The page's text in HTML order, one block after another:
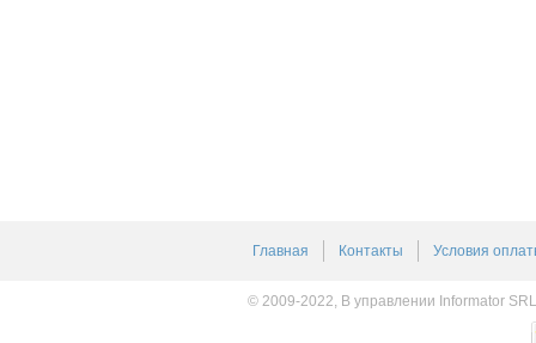
Главная Контакты Условия
© 2009-2022, В управлении Informator SRL